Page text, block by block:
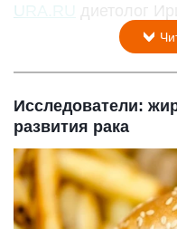
URA.RU диетолог
Исследователи:
развития рака